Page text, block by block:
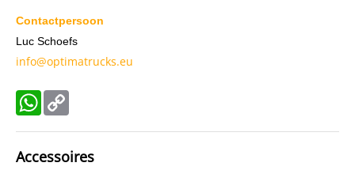
Contactpersoon
Luc Schoefs
info@optimatrucks.eu
WhatsApp
Accessoires